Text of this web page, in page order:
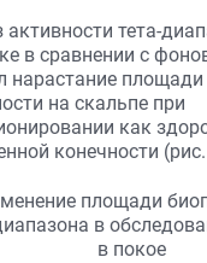
активности тета-
в сравнении с
нарастание площади
на скальпе при
как
конечности